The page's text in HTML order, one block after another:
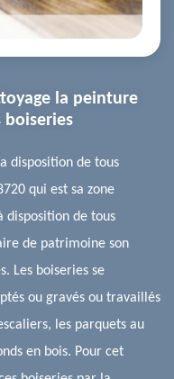
la peinture
disposition de tous
qui est sa zone
de tous
de patrimoine son
Les boiseries se
ou gravés ou travaillés
les parquets au
en bois. Pour cet